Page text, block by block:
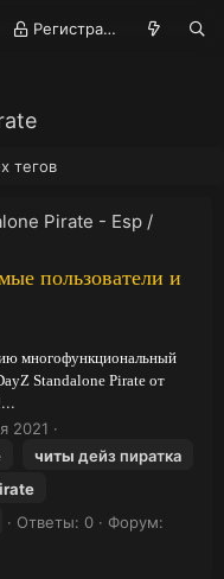
Регистрация
тегов
Pirate - Esp /
пользователи и
многофункциональный
Standalone Pirate от
...
2021
читы дейз пиратка
Ответы: 0
Форум: